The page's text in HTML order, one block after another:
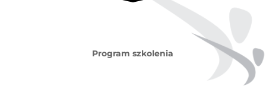
Program szkolenia